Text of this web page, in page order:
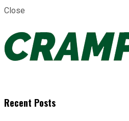
Close
Recent Posts